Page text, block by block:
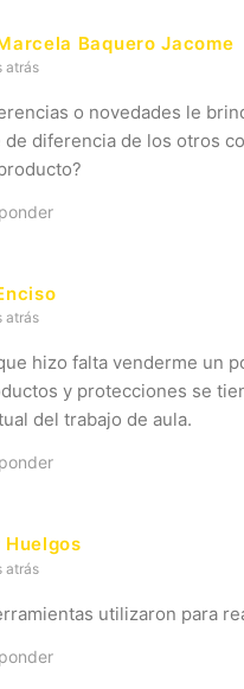
Baquero Jacome
atrás
o novedades le
de diferencia de los otros
atrás
hizo falta venderme un
y protecciones se
del trabajo de aula.
atrás
utilizaron para